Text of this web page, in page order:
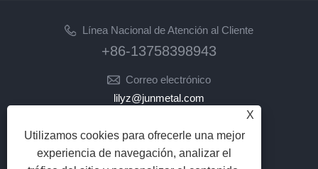
Línea Nacional de Atención al Cliente
+86-13758398943
Correo electrónico
lilyz@junmetal.com
SÍGANOS
X
Utilizamos cookies para ofrecerle una mejor
experiencia de navegación, analizar el